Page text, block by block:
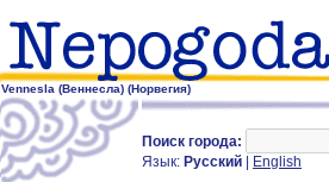
Vennesla (Веннесла) (Норвегия)
Поиск города:
Язык: Русский English